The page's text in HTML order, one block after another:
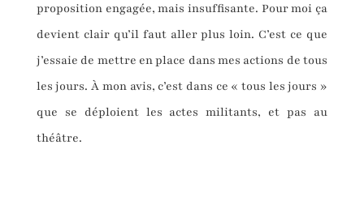
proposition engagée, mais insuffisante. Pour moi ça
devient clair qu’il faut aller plus loin. C’est ce que
j’essaie de mettre en place dans mes actions de tous
les jours. À mon avis, c’est dans ce « tous les jours »
que se déploient les actes militants, et pas au
théâtre.